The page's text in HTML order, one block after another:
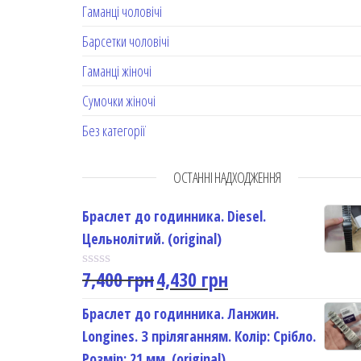
Гаманці чоловічі
Барсетки чоловічі
Гаманці жіночі
Сумочки жіночі
Без категорії
ОСТАННІ НАДХОДЖЕННЯ
Браслет до годинника. Diesel.
Цельнолітий. (original)
R
t
e
d
0
7,400грн4,430 грн
Браслет до годинника. Ланжин.
Longines. З пріляганням. Колір: Срібло.